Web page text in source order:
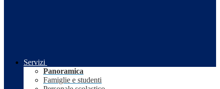
Servizi
Panoramica
Famiglie e studenti